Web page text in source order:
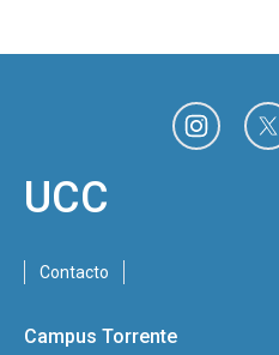
UCC
Contacto
Campus Torrente